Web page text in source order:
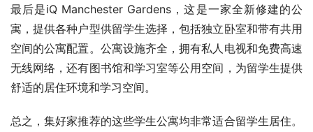
最后是iQ Manchester Gardens，这是一家全新修建的公
寓，提供各种户型供留学生选择，包括独立卧室和带有共用
空间的公寓配置。公寓设施齐全，拥有私人电视和免费高速
无线网络，还有图书馆和学习室等公用空间，为留学生提供
舒适的居住环境和学习空间。
总之，集好家推荐的这些学生公寓均非常适合留学生居住。